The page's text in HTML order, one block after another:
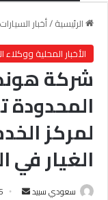
الرئيسية/أخبار السيارات
الأخبار المحلية ووكلاء
شركة
المحدودة
لمركز
الغيار في
سعودي سبيد